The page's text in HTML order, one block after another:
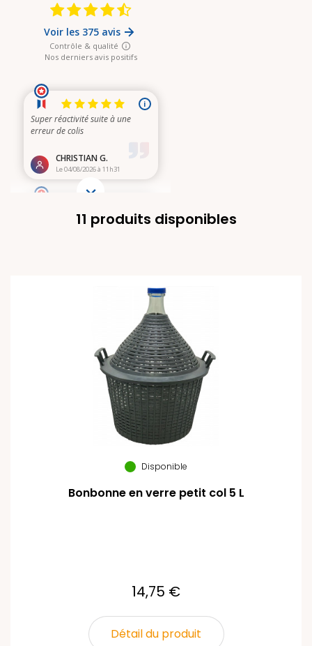
11 produits disponibles
Disponible
Bonbonne en verre petit col 5 L
14,75 €
Détail du produit